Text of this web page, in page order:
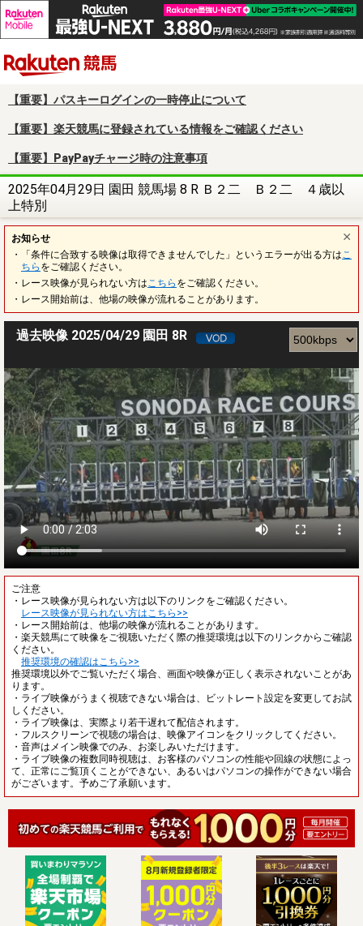
【重要】パスキーログインの一時停止について
【重要】楽天競馬に登録されている情報をご確認ください
【重要】PayPayチャージ時の注意事項
2025年04月29日 園田 競馬場 8 R Ｂ２二 Ｂ２二 ４歳以
上特別
お知らせ
・「条件に合致する映像は取得できませんでした」というエラーが出る方は こ
ちら をご確認ください。
・レース映像が見られない方は こちら をご確認ください。
・レース開始前は、他場の映像が流れることがあります。
過去映像 2025/04/29 園田 8R
ご注意
・レース映像が見られない方は以下のリンクをご確認ください。
レース映像が見られない方はこちら>>
・レース開始前は、他場の映像が流れることがあります。
・楽天競馬にて映像をご視聴いただく際の推奨環境は以下のリンクからご確認
ください。
推奨環境の確認はこちら>>
推奨環境以外でご覧いただく場合、画面や映像が正しく表示されないことがあ
ります。
・ライブ映像がうまく視聴できない場合は、ビットレート設定を変更してお試
しください。
・ライブ映像は、実際より若干遅れて配信されます。
・フルスクリーンで視聴の場合は、映像アイコンをクリックしてください。
・音声はメイン映像でのみ、お楽しみいただけます。
・ライブ映像の複数同時視聴は、お客様のパソコンの性能や回線の状態によっ
て、正常にご覧頂くことができない、あるいはパソコンの操作ができない場合
がございます。予めご了承願います。